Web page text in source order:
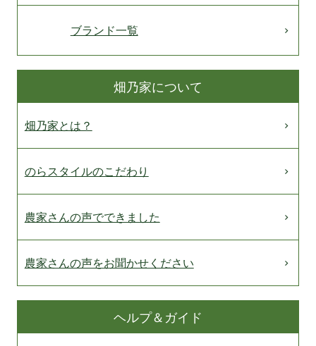
ブランド一覧
畑乃家について
畑乃家とは？
のらスタイルのこだわり
農家さんの声でできました
農家さんの声をお聞かせください
ヘルプ＆ガイド